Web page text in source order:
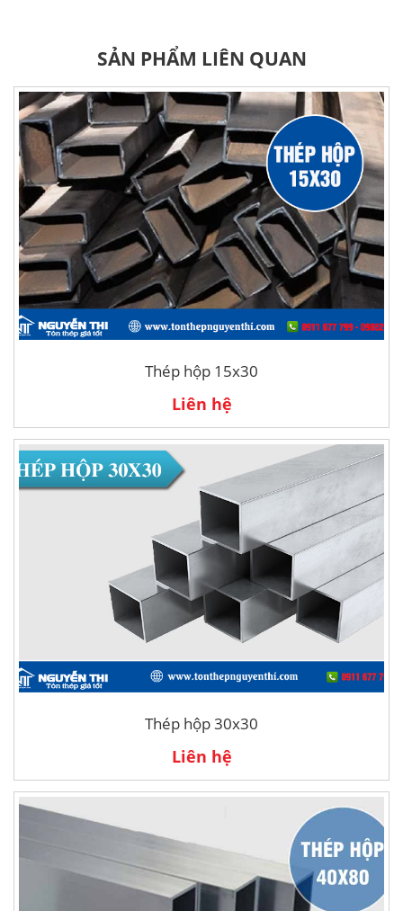
SẢN PHẨM LIÊN QUAN
Thép hộp 15x30
Liên hệ
Thép hộp 30x30
Liên hệ